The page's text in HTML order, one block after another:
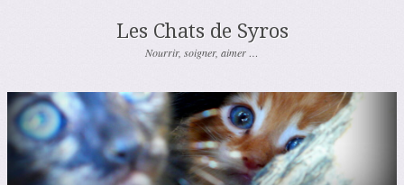
Les Chats de Syros
Nourrir, soigner, aimer …